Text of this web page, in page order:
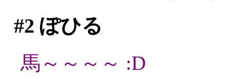
#2 ぽひる
馬～～～～ :D